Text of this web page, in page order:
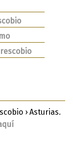
› Asturias.